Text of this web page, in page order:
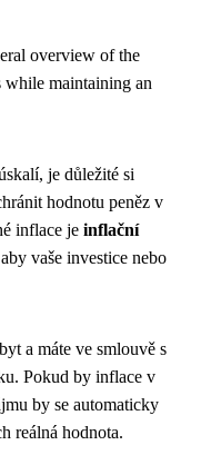
overview of the
while maintaining an
je důležité si
hodnotu peněz v
inflace je inflační
vaše investice nebo
a máte ve smlouvě s
Pokud by inflace v
by se automaticky
reálná hodnota.